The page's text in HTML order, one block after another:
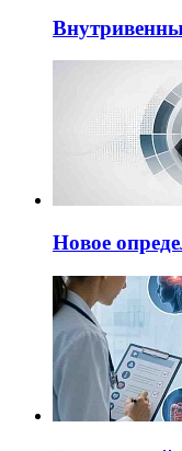
Новое